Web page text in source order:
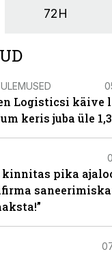
72H
Logisticsi käive
keris juba üle
kinnitas pika